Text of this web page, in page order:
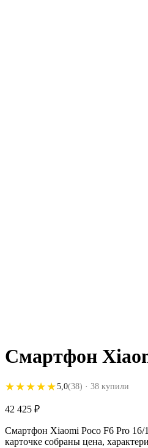
Смартфон
★★★★★
★★★★★5,0(38) · 38 купили
42 425 ₽
Смартфон Xiaomi Poco F6 Pro
карточке собраны цена,